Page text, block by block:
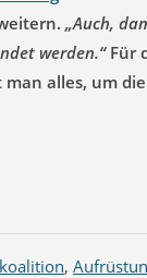
„Auch,
werden.“Für
alles, um
,